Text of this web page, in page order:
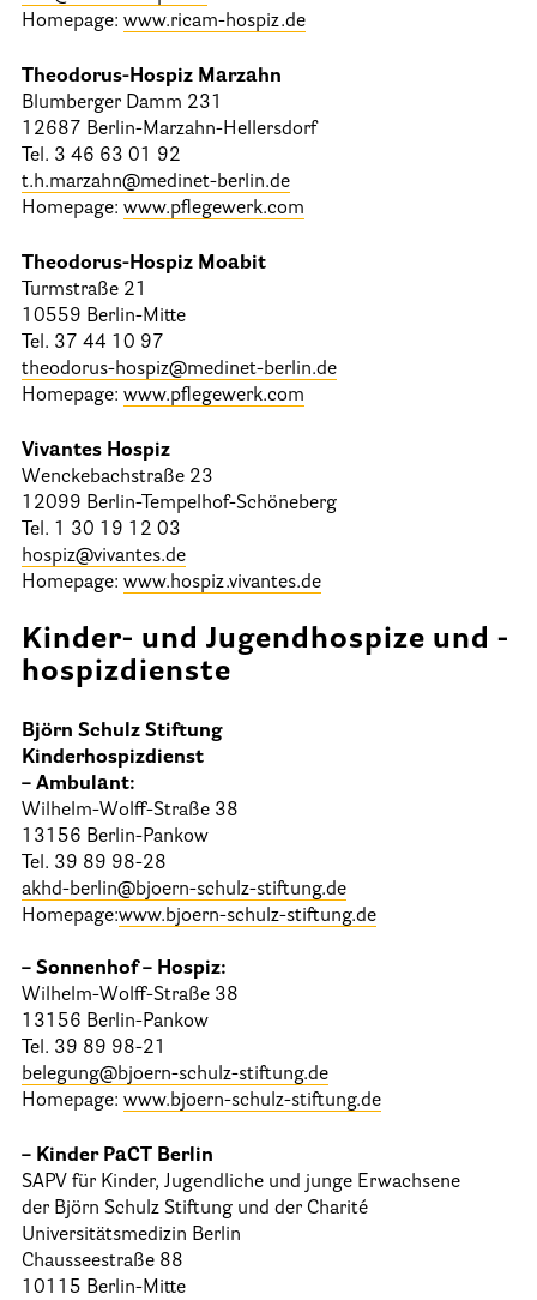
Homepage: www.ricam-hospiz.de
Theodorus-Hospiz Marzahn
Blumberger Damm 231
12687 Berlin-Marzahn-Hellersdorf
Tel. 3 46 63 01 92
t.h.marzahn@medinet-berlin.de
Homepage: www.pflegewerk.com
Theodorus-Hospiz Moabit
Turmstraße 21
10559 Berlin-Mitte
Tel. 37 44 10 97
theodorus-hospiz@medinet-berlin.de
Homepage: www.pflegewerk.com
Vivantes Hospiz
Wenckebachstraße 23
12099 Berlin-Tempelhof-Schöneberg
Tel. 1 30 19 12 03
hospiz@vivantes.de
Homepage: www.hospiz.vivantes.de
Kinder- und Jugendhospize und -
hospizdienste
Björn Schulz Stiftung
Kinderhospizdienst
– Ambulant:
Wilhelm-Wolff-Straße 38
13156 Berlin-Pankow
Tel. 39 89 98-28
akhd-berlin@bjoern-schulz-stiftung.de
Homepage:www.bjoern-schulz-stiftung.de
– Sonnenhof – Hospiz:
Wilhelm-Wolff-Straße 38
13156 Berlin-Pankow
Tel. 39 89 98-21
belegung@bjoern-schulz-stiftung.de
Homepage: www.bjoern-schulz-stiftung.de
– Kinder PaCT Berlin
SAPV für Kinder, Jugendliche und junge Erwachsene
der Björn Schulz Stiftung und der Charité
Universitätsmedizin Berlin
Chausseestraße 88
10115 Berlin-Mitte